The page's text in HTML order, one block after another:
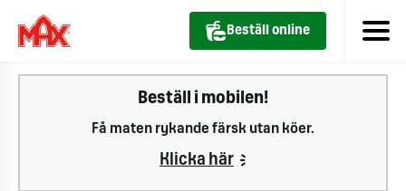
Beställ online
Beställ i mobilen!
Få maten rykande färsk utan köer.
Klicka här